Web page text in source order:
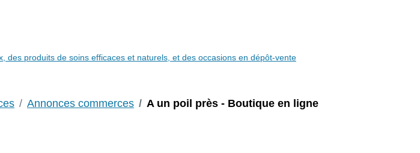
produits de soins efficaces et naturels, et des occasions en dépôt-vente
Annonces commerces A un poil près - Boutique en ligne